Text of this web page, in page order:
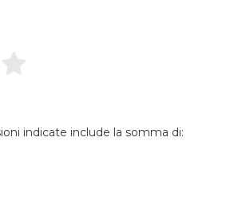
indicate include la somma di: